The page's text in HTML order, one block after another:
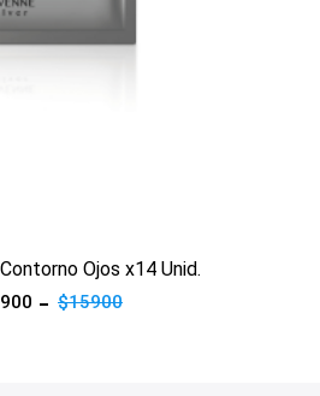
Ojos x14 Unid.
$15900